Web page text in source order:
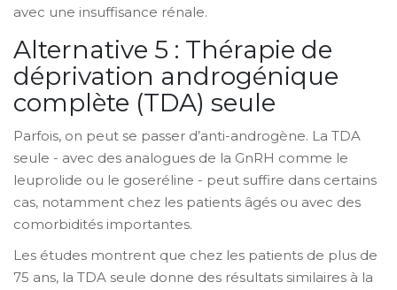
avec une insuffisance rénale.
Alternative 5 : Thérapie de
déprivation androgénique
complète (TDA) seule
Parfois, on peut se passer d’anti-androgène. La TDA
seule - avec des analogues de la GnRH comme le
leuprolide ou le goseréline - peut suffire dans certains
cas, notamment chez les patients âgés ou avec des
comorbidités importantes.
Les études montrent que chez les patients de plus de
75 ans, la TDA seule donne des résultats similaires à la